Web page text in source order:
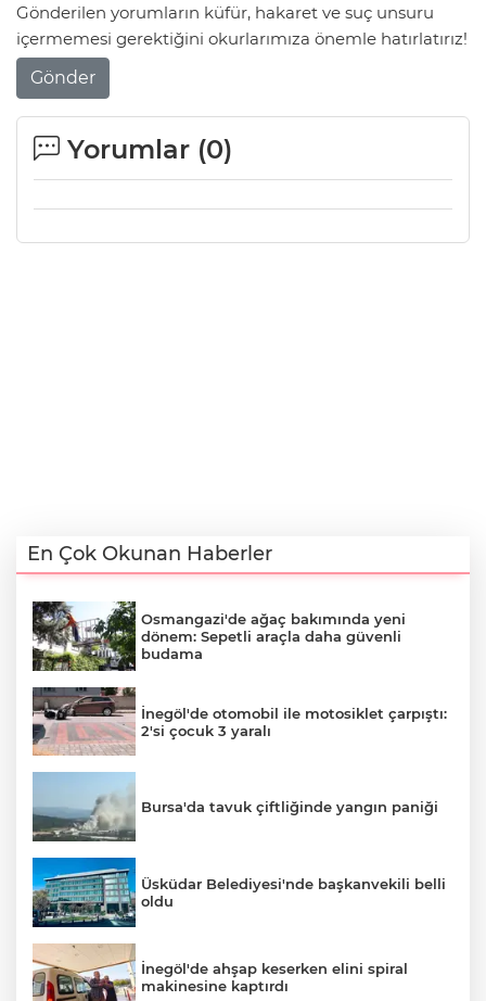
Gönderilen yorumların küfür, hakaret ve suç unsuru
içermemesi gerektiğini okurlarımıza önemle hatırlatırız!
Gönder
Yorumlar (0)
En Çok Okunan Haberler
Osmangazi'de ağaç bakımında yeni
dönem: Sepetli araçla daha güvenli
budama
İnegöl'de otomobil ile motosiklet çarpıştı:
2'si çocuk 3 yaralı
Bursa'da tavuk çiftliğinde yangın paniği
Üsküdar Belediyesi'nde başkanvekili belli
oldu
İnegöl'de ahşap keserken elini spiral
makinesine kaptırdı